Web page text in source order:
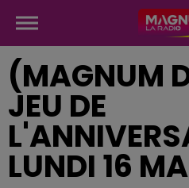
(MAGNUM
JEU DE
LUNDI 16